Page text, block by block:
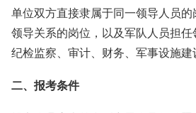
单位双方直接隶属于同一领导人员
领导关系的岗位，以及军队人员担任
纪检监察、审计、财务、军事设施建
二、报考条件